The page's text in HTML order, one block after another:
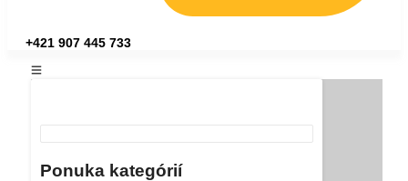
+421 907 445 733
Ponuka kategórií